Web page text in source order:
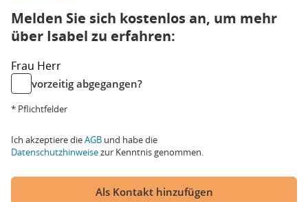
Melden Sie sich kostenlos an, um mehr
über Isabel zu erfahren:
Frau Herr
vorzeitig abgegangen?
* Pflichtfelder
Ich akzeptiere dieAGB und habe die
Datenschutzhinweisezur Kenntnis genommen.
Als Kontakt hinzufügen